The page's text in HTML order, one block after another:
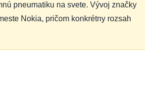
pneumatiku na svete. Vývoj značky
Nokia, pričom konkrétny rozsah